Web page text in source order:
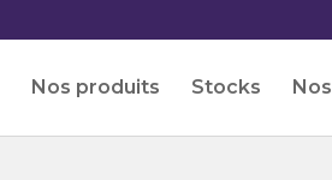
Nos produits Stocks